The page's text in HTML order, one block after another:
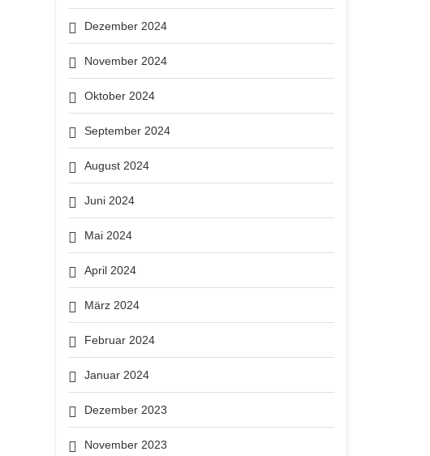
Dezember 2024
November 2024
Oktober 2024
September 2024
August 2024
Juni 2024
Mai 2024
April 2024
März 2024
Februar 2024
Januar 2024
Dezember 2023
November 2023